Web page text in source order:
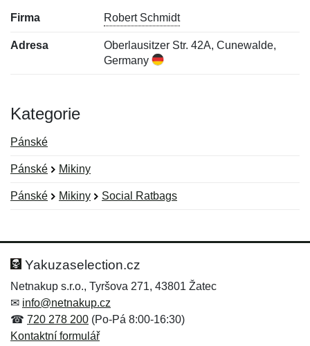
Firma Robert Schmidt
Adresa
Oberlausitzer Str. 42A, Cunewalde,
Germany
Kategorie
Pánské
Pánské Mikiny
Pánské Mikiny Social Ratbags
Hodnocení:
Jméno: *
Jméno:
E-mail:*
Yakuzaselection.cz
Netnakup s.r.o., Tyršova 271, 43801 Žatec
✉ info@netnakup.cz
☎ 720 278 200 (Po-Pá 8:00-16:30)
Kontaktní formulář